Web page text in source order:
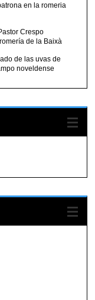
en la romeria
Crespo
de la Baixà
de las uvas de
noveldense